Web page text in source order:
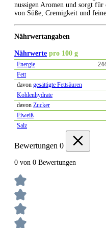
nussigen Aromen und sorgt für
von Süße, Cremigkeit und
Nährwertangaben
Nährwerte pro 100 g
Energie
Fett
davon gesättigte Fettsäuren
Kohlenhydrate
davon Zucker
Eiweiß
Salz
Bewertungen 0
0 von 0 Bewertungen